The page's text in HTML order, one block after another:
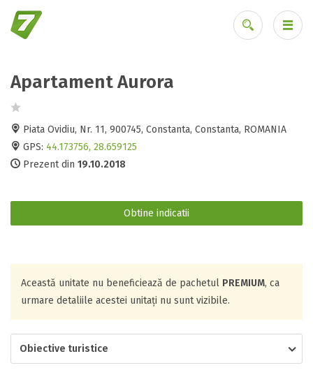
Apartament Aurora
Piata Ovidiu, Nr. 11, 900745, Constanta, Constanta, ROMANIA
GPS: 44.173756, 28.659125
Prezent din 19.10.2018
Obtine indicatii
Această unitate nu beneficiează de pachetul PREMIUM, ca
urmare detaliile acestei unitați nu sunt vizibile.
Obiective turistice